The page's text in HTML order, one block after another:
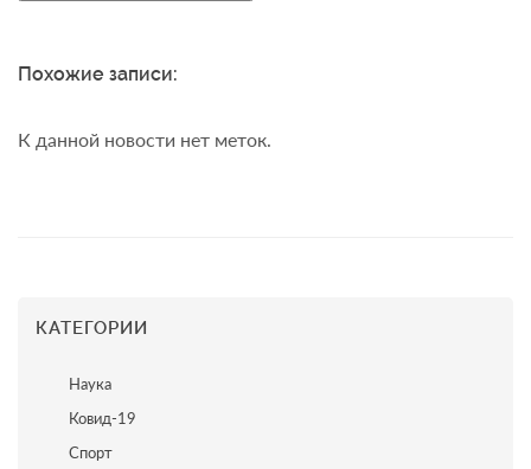
Похожие записи:
К данной новости нет меток.
КАТЕГОРИИ
Наука
Ковид-19
Спорт